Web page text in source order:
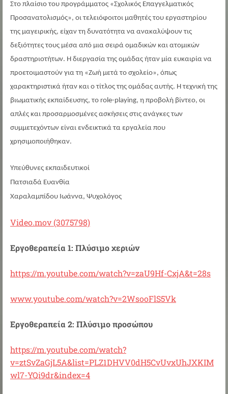
Στο πλαίσιο του προγράμματος «Σχολικός Επαγγελματικός
Προσανατολισμός», οι τελειόφοιτοι μαθητές του εργαστηρίου
της μαγειρικής, είχαν τη δυνατότητα να ανακαλύψουν τις
δεξιότητες τους μέσα από μια σειρά ομαδικών και ατομικών
δραστηριοτήτων. Η διεργασία της ομάδας ήταν μία ευκαιρία να
προετοιμαστούν για τη «Ζωή μετά το σχολείο», όπως
χαρακτηριστικά ήταν και ο τίτλος της ομάδας αυτής. Η τεχνική της
βιωματικής εκπαίδευσης, το role-playing, η προβολή βίντεο, οι
απλές και προσαρμοσμένες ασκήσεις στις ανάγκες των
συμμετεχόντων είναι ενδεικτικά τα εργαλεία που
χρησιμοποιήθηκαν.
Υπεύθυνες εκπαιδευτικοί
Πατσιαδά Ευανθία
Χαραλαμπίδου Ιωάννα, Ψυχολόγος
Video.mov (3075798)
Εργοθεραπεία 1: Πλύσιμο χεριών
https://m.youtube.com/watch?v=zaU9Hf-CxjA&t=28s
www.youtube.com/watch?v=2WsooFlS5Vk
Εργοθεραπεία 2: Πλύσιμο προσώπου
https://m.youtube.com/watch?
v=ztSvZaGjL5A&list=PLZ1DHVV0dH5CvUvxUhJXKIM
wl7-YQi9dr&index=4